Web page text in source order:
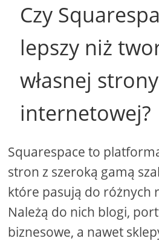
Czy
lepszy niż
własnej strony
internetowej?
Squarespace to
stron z szeroką gamą
które pasują do różnych
Należą do nich blogi,
biznesowe, a nawet